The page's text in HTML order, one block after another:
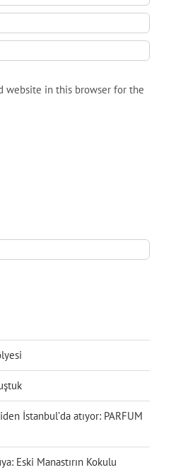
website in this browser for the
İstanbul’da atıyor: PARFUM
Eski Manastırın Kokulu